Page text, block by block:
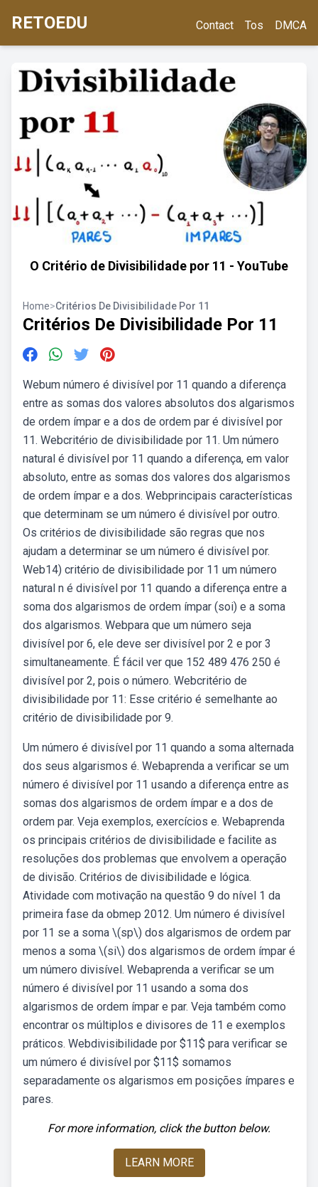
RETOEDU Contact Tos DMCA
O Critério de Divisibilidade por 11 - YouTube
Home>Critérios De Divisibilidade Por 11
Critérios De Divisibilidade Por 11
Webum número é divisível por 11 quando a diferença
entre as somas dos valores absolutos dos algarismos
de ordem ímpar e a dos de ordem par é divisível por
11. Webcritério de divisibilidade por 11. Um número
natural é divisível por 11 quando a diferença, em valor
absoluto, entre as somas dos valores dos algarismos
de ordem ímpar e a dos. Webprincipais características
que determinam se um número é divisível por outro.
Os critérios de divisibilidade são regras que nos
ajudam a determinar se um número é divisível por.
Web14) critério de divisibilidade por 11 um número
natural n é divisível por 11 quando a diferença entre a
soma dos algarismos de ordem ímpar (soi) e a soma
dos algarismos. Webpara que um número seja
divisível por 6, ele deve ser divisível por 2 e por 3
simultaneamente. É fácil ver que 152 489 476 250 é
divisível por 2, pois o número. Webcritério de
divisibilidade por 11: Esse critério é semelhante ao
critério de divisibilidade por 9.
Um número é divisível por 11 quando a soma alternada
dos seus algarismos é. Webaprenda a verificar se um
número é divisível por 11 usando a diferença entre as
somas dos algarismos de ordem ímpar e a dos de
ordem par. Veja exemplos, exercícios e. Webaprenda
os principais critérios de divisibilidade e facilite as
resoluções dos problemas que envolvem a operação
de divisão. Critérios de divisibilidade e lógica.
Atividade com motivação na questão 9 do nível 1 da
primeira fase da obmep 2012. Um número é divisível
por 11 se a soma \(sp\) dos algarismos de ordem par
menos a soma \(si\) dos algarismos de ordem ímpar é
um número divisível. Webaprenda a verificar se um
número é divisível por 11 usando a soma dos
algarismos de ordem ímpar e par. Veja também como
encontrar os múltiplos e divisores de 11 e exemplos
práticos. Webdivisibilidade por $11$ para verificar se
um número é divisível por $11$ somamos
separadamente os algarismos em posições ímpares e
pares.
For more information, click the button below.
LEARN MORE